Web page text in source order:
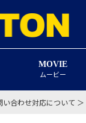
MOVIE
ムービー
合わせ対応について ＞